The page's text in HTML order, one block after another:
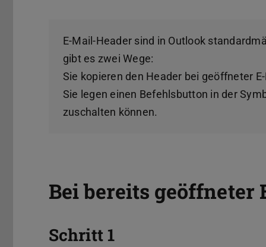
E-Mail-Header sind in Outlook
gibt es zwei Wege:
Sie kopieren den Header bei geöffneter
Sie legen einen Befehlsbutton in der
zuschalten können.
Bei bereits geöffneter
Schritt 1